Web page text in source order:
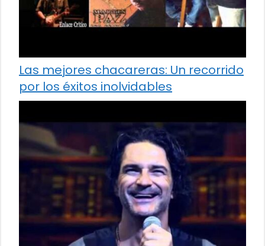
Las mejores chacareras: Un recorrido
por los éxitos inolvidables